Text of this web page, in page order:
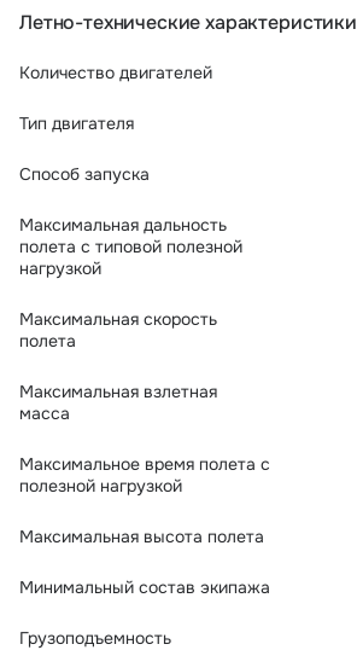
Летно-технические характеристики
Количество двигателей
Тип двигателя
Способ запуска
Максимальная дальность
полета с типовой полезной
нагрузкой
Максимальная скорость
полета
Максимальная взлетная
масса
Максимальное время полета с
полезной нагрузкой
Максимальная высота полета
Минимальный состав экипажа
Грузоподъемность